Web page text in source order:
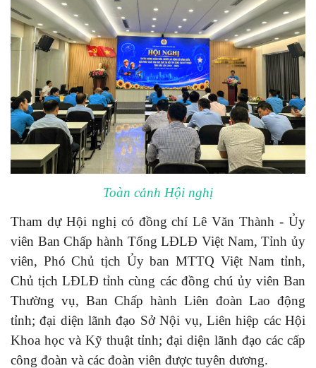
Toàn cảnh Hội nghị
Tham dự Hội nghị có đồng chí Lê Văn Thành - Ủy
viên Ban Chấp hành Tổng LĐLĐ Việt Nam, Tỉnh ủy
viên, Phó Chủ tịch Ủy ban MTTQ Việt Nam tỉnh,
Chủ tịch LĐLĐ tỉnh cùng các đồng chú ủy viên Ban
Thường vụ, Ban Chấp hành Liên đoàn Lao động
tỉnh; đại diện lãnh đạo Sở Nội vụ, Liên hiệp các Hội
Khoa học và Kỹ thuật tỉnh; đại diện lãnh đạo các cấp
công đoàn và các đoàn viên được tuyên dương.